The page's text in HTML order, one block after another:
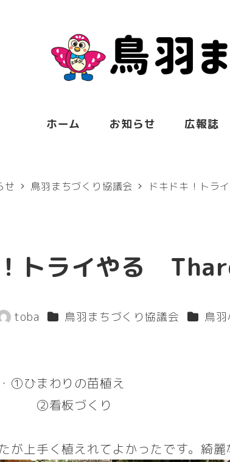
ホーム お知らせ 広報誌
せ 鳥羽まちづくり協議会 ドキドキ！ト
トライやる
toba カテゴリー
鳥羽まちづくり協議会 カテゴ
鳥
・①ひまわりの苗植え
くり
が上手く植えれてよかったです。綺麗